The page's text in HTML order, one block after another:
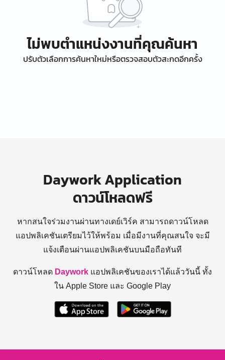
ไม่พบตำแหน่งงานที่คุณค้นหา
ปรับตัวเลือกการค้นหาใหม่หรือตรวจสอบตัวสะกดอีกครั้ง
Daywork Application
ดาวน์โหลดฟรี
หากสนใจร่วมงานผ่านทางเดย์เวิร์ค สามารถดาวน์โหลด
แอปพลิเคชันเตรียมไว้ให้พร้อม เมื่อมีงานที่คุณสนใจ จะมี
แจ้งเตือนผ่านแอปพลิเคชันบนมือถือทันที
ดาวน์โหลด Daywork แอปพลิเคชันของเราได้แล้ววันนี้ ทั้ง
ใน Apple Store และ Google Play